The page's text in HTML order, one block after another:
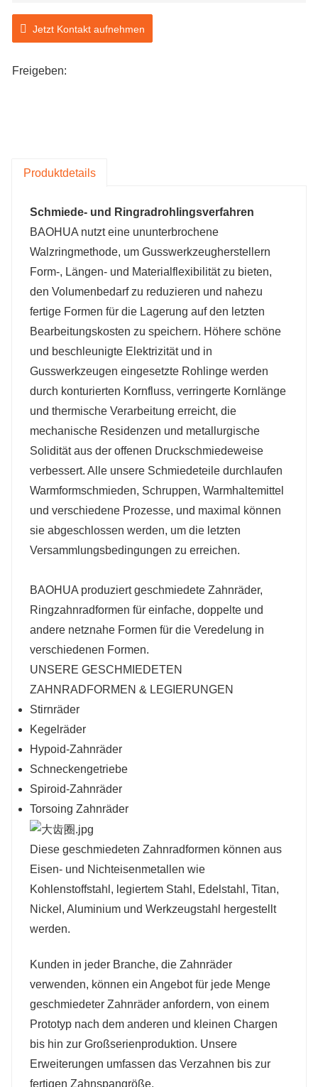
Jetzt Kontakt aufnehmen
Freigeben:
Produktdetails
Schmiede- und Ringradrohlingsverfahren
BAOHUA nutzt eine ununterbrochene
Walzringmethode, um Gusswerkzeugherstellern
Form-, Längen- und Materialflexibilität zu bieten,
den Volumenbedarf zu reduzieren und nahezu
fertige Formen für die Lagerung auf den letzten
Bearbeitungskosten zu speichern. Höhere schöne
und beschleunigte Elektrizität und in
Gusswerkzeugen eingesetzte Rohlinge werden
durch konturierten Kornfluss, verringerte Kornlänge
und thermische Verarbeitung erreicht, die
mechanische Residenzen und metallurgische
Solidität aus der offenen Druckschmiedeweise
verbessert. Alle unsere Schmiedeteile durchlaufen
Warmformschmieden, Schruppen, Warmhaltemittel
und verschiedene Prozesse, und maximal können
sie abgeschlossen werden, um die letzten
Versammlungsbedingungen zu erreichen.
BAOHUA produziert geschmiedete Zahnräder,
Ringzahnradformen für einfache, doppelte und
andere netznahe Formen für die Veredelung in
verschiedenen Formen.
UNSERE GESCHMIEDETEN
ZAHNRADFORMEN & LEGIERUNGEN
Stirnräder
Kegelräder
Hypoid-Zahnräder
Schneckengetriebe
Spiroid-Zahnräder
Torsoing Zahnräder
Diese geschmiedeten Zahnradformen können aus
Eisen- und Nichteisenmetallen wie
Kohlenstoffstahl, legiertem Stahl, Edelstahl, Titan,
Nickel, Aluminium und Werkzeugstahl hergestellt
werden.
Kunden in jeder Branche, die Zahnräder
verwenden, können ein Angebot für jede Menge
geschmiedeter Zahnräder anfordern, von einem
Prototyp nach dem anderen und kleinen Chargen
bis hin zur Großserienproduktion. Unsere
Erweiterungen umfassen das Verzahnen bis zur
fertigen Zahnspangröße.